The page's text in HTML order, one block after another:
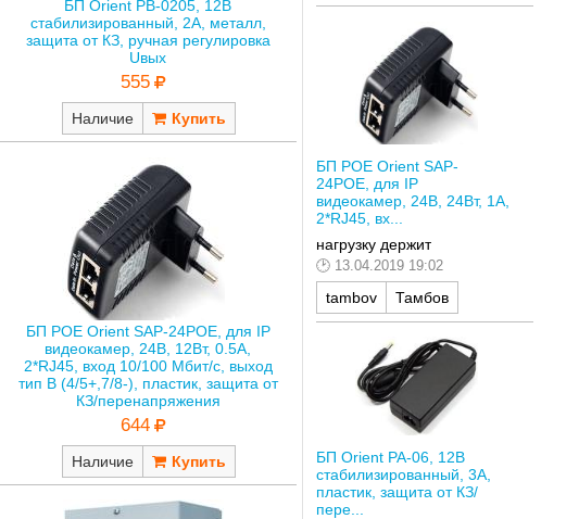
БП Orient PB-0205, 12В
стабилизированный, 2А, металл,
защита от КЗ, ручная регулировка
Uвых
555
Наличие
БП POE Orient SAP-24POE, для IP
видеокамер, 24В, 12Вт, 0.5А,
2*RJ45, вход 10/100 Мбит/с, выход
тип B (4/5+,7/8-), пластик, защита от
КЗ/перенапряжения
644
Наличие
БП POE Orient SAP-
24POE, для IP
видеокамер, 24В, 24Вт, 1А,
2*RJ45, вх...
нагрузку держит
13.04.2019 19:02
tambov Тамбов
БП Orient PA-06, 12В
стабилизированный, 3А,
пластик, защита от КЗ/
пере...